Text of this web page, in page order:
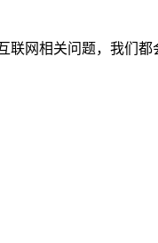
联网相关问题，我们